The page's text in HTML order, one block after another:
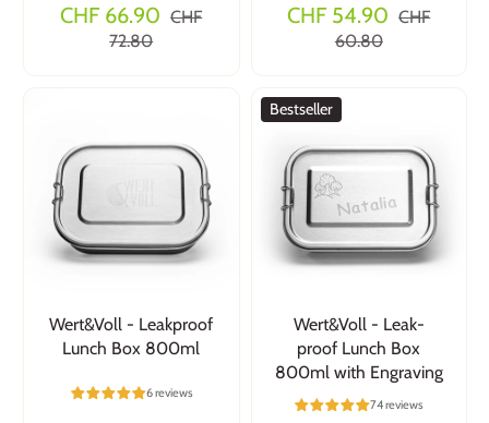
CHF 66.90 CHF
72.80
CHF 54.90 CHF
60.80
Wert&Voll - Leakproof
Lunch Box 800ml
6 reviews
Bestseller
Wert&Voll - Leak-
proof Lunch Box
800ml with Engraving
74 reviews